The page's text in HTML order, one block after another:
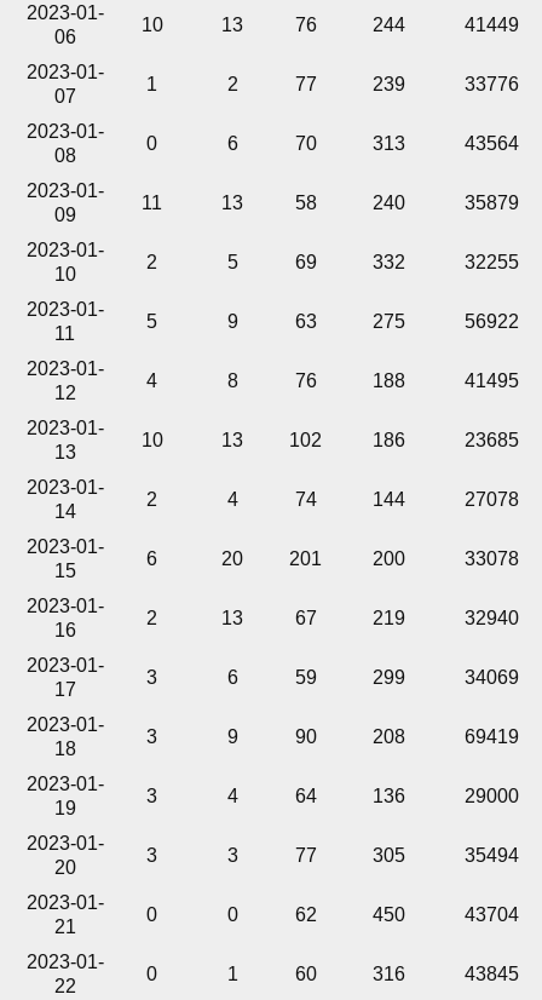
2023-01-
06
10 13 76 244 41449
2023-01-
07
1 2 77 239 33776
2023-01-
08
0 6 70 313 43564
2023-01-
09
11 13 58 240 35879
2023-01-
10
2 5 69 332 32255
2023-01-
11
5 9 63 275 56922
2023-01-
12
4 8 76 188 41495
2023-01-
13
10 13 102 186 23685
2023-01-
14
2 4 74 144 27078
2023-01-
15
6 20 201 200 33078
2023-01-
16
2 13 67 219 32940
2023-01-
17
3 6 59 299 34069
2023-01-
18
3 9 90 208 69419
2023-01-
19
3 4 64 136 29000
2023-01-
20
3 3 77 305 35494
2023-01-
21
0 0 62 450 43704
2023-01-
22
0 1 60 316 43845